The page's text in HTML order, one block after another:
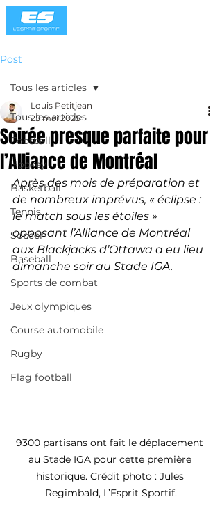
Post
Tous les articles
Football
Hockey
Basketball
Tennis
Soccer
Baseball
Sports de combat
Jeux olympiques
Course automobile
Rugby
Flag football
Tous les articles
Soirée presque parfaite pour
l’Alliance de Montréal
Louis Petitjean
25 mai 2025
Après des mois de préparation et
de nombreux imprévus, « éclipse :
le match sous les étoiles »
opposant l’Alliance de Montréal
aux Blackjacks d’Ottawa a eu lieu
dimanche soir au Stade IGA.
9300 partisans ont fait le déplacement
au Stade IGA pour cette première
historique. Crédit photo : Jules
Regimbald, L’Esprit Sportif.